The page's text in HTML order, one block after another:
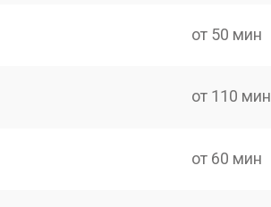
от 50 мин
от 110 мин
от 60 мин